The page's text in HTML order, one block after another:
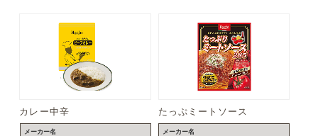
カレー中辛
メーカー名
たっぷミートソース
メーカー名